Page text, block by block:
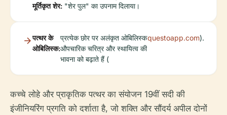
मूर्तिकृत शेर: "शेर पुल" का उपनाम दिलाया।
पत्थर के
ओबिलिस्क:
प्रत्येक छोर पर अलंकृत ओबिलिस्क
औपचारिक चरित्र और स्थायित्व की
भावना को बढ़ाते हैं (
questoapp.com).
कच्चे लोहे और प्राकृतिक पत्थर का संयोजन 19वीं सदी की
इंजीनियरिंग प्रगति को दर्शाता है, जो शक्ति और सौंदर्य अपील दोनों